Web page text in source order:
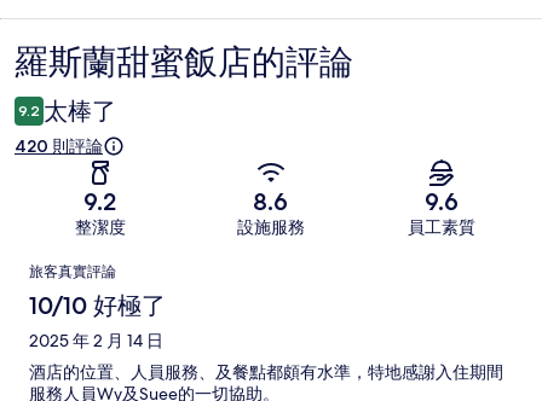
評
論
羅斯蘭甜蜜飯店的評論
9.2 太棒了
420 則評論
9.2
整潔度
8.6
設施服務
9.6
員工素質
評
論
旅客真實評論
10/10 好極了
2025 年 2 月 14 日
酒店的位置、人員服務、及餐點都頗有水準，特地感謝入住期間
服務人員Wy及Suee的一切協助。